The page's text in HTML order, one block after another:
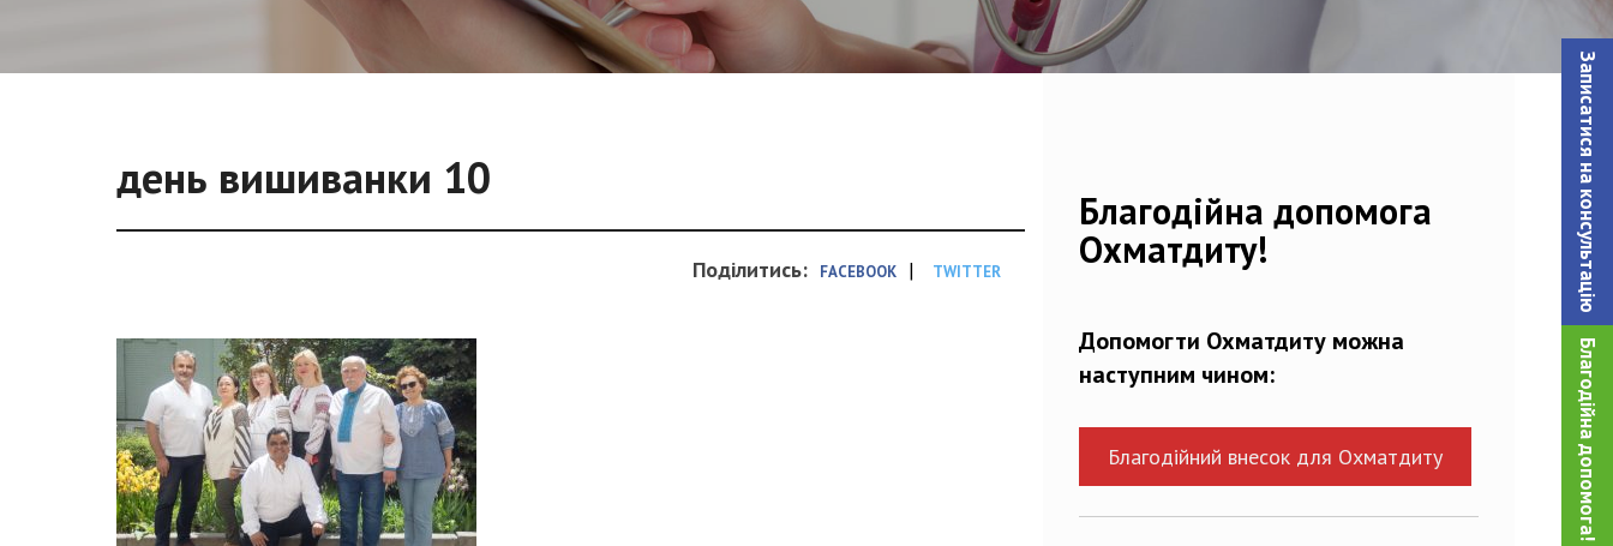
Записатися на консультацiю
Благодійна допомога!
день вишиванки 10
Поділитись: FACEBOOK | TWITTER
Благодійна допомога
Охматдиту!
Допомогти Охматдиту можна
наступним чином:
Благодійний внесок для Охматдиту